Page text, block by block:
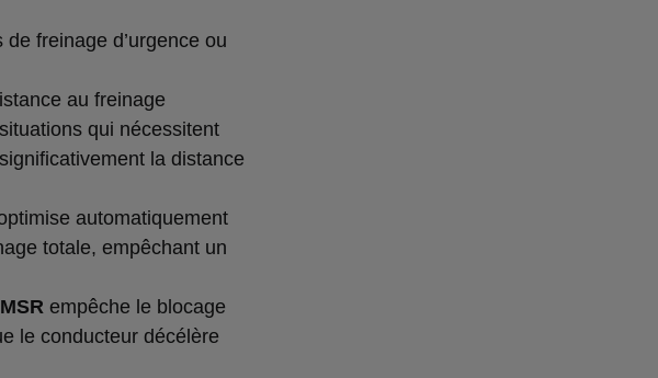
freinage d’urgence ou
au freinage
qui nécessitent
la distance
automatiquement
totale, empêchant un
MSR empêche le blocage
le conducteur décélère